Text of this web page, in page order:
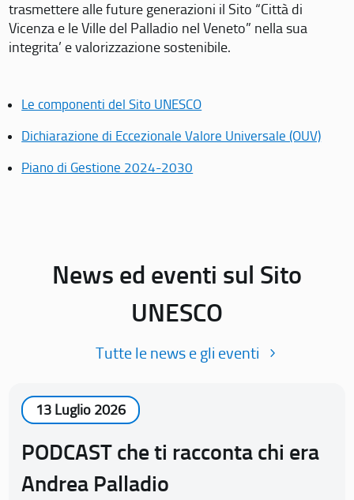
trasmettere alle future generazioni il Sito “Città di
Vicenza e le Ville del Palladio nel Veneto” nella sua
integrita’ e valorizzazione sostenibile.
Le componenti del Sito UNESCO
Dichiarazione di Eccezionale Valore Universale (OUV)
Piano di Gestione 2024-2030
News ed eventi sul Sito
UNESCO
Tutte le news e gli eventi
13 Luglio 2026
PODCAST che ti racconta chi era
Andrea Palladio